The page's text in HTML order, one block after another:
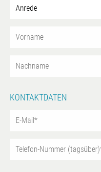
KONTAKTDATEN